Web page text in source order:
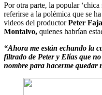
Por otra parte, la popular
referirse a la polémica que se
videos del productorPeter
Montalvo, quienes habrían
“Ahora me están echando la
filtrado de Peter y Elías que
nombre para hacerme quedar